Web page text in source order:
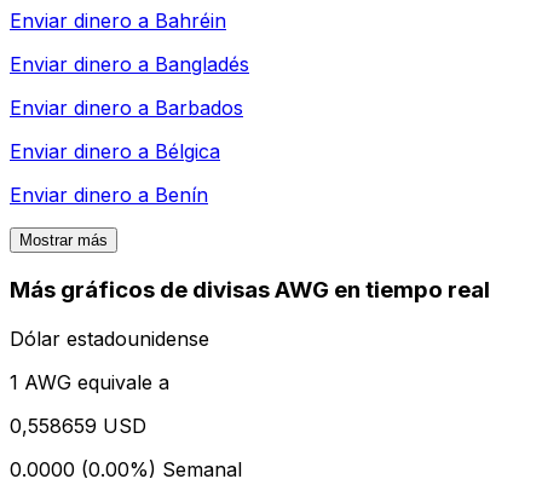
Enviar dinero a Bahréin
Enviar dinero a Bangladés
Enviar dinero a Barbados
Enviar dinero a Bélgica
Enviar dinero a Benín
Mostrar más
Más gráficos de divisas AWG en tiempo real
Dólar estadounidense
1 AWG equivale a
0,558659 USD
0.0000 (0.00%) Semanal